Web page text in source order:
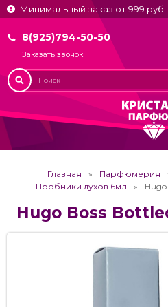
Минимальный заказ от 999 руб.
8(925)794-50-50
Заказать звонок
Главная Парфюмерия
Пробники духов 6мл
Hugo Boss